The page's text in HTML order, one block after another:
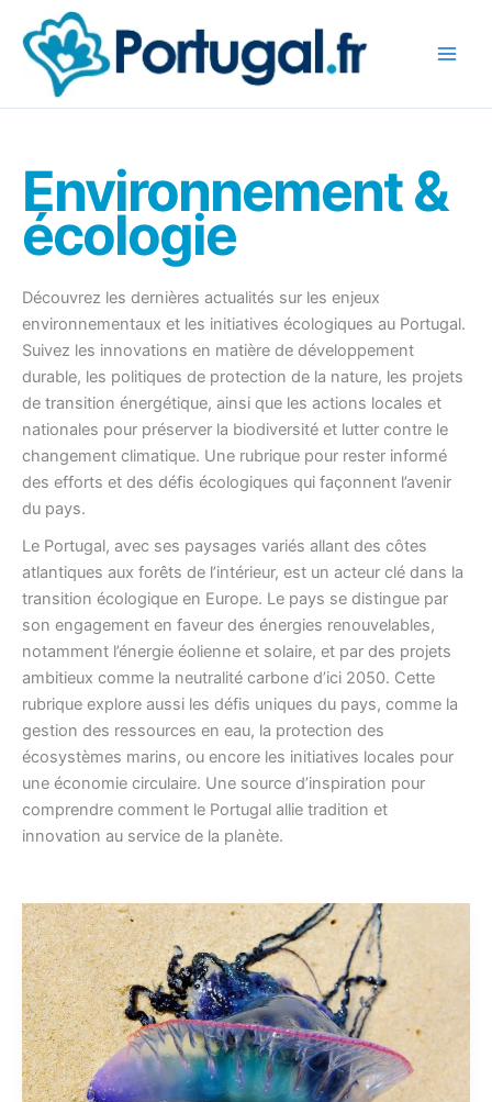
contenu
Environnement &
écologie
Découvrez les dernières actualités sur les enjeux
environnementaux et les initiatives écologiques au Portugal.
Suivez les innovations en matière de développement
durable, les politiques de protection de la nature, les projets
de transition énergétique, ainsi que les actions locales et
nationales pour préserver la biodiversité et lutter contre le
changement climatique. Une rubrique pour rester informé
des efforts et des défis écologiques qui façonnent l’avenir
du pays.
Le Portugal, avec ses paysages variés allant des côtes
atlantiques aux forêts de l’intérieur, est un acteur clé dans la
transition écologique en Europe. Le pays se distingue par
son engagement en faveur des énergies renouvelables,
notamment l’énergie éolienne et solaire, et par des projets
ambitieux comme la neutralité carbone d’ici 2050. Cette
rubrique explore aussi les défis uniques du pays, comme la
gestion des ressources en eau, la protection des
écosystèmes marins, ou encore les initiatives locales pour
une économie circulaire. Une source d’inspiration pour
comprendre comment le Portugal allie tradition et
innovation au service de la planète.